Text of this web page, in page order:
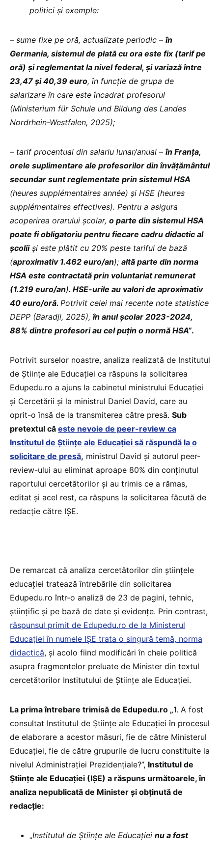
politici și exemple:
– sume fixe pe oră, actualizate periodic – în
Germania, sistemul de plată cu ora este fix (tarif pe
oră) și reglementat la nivel federal, și variază între
23,47 și 40,39 euro, în funcție de grupa de
salarizare în care este încadrat profesorul
(Ministerium für Schule und Bildung des Landes
Nordrhein-Westfalen, 2025);
– tarif procentual din salariu lunar/anual – în Franța,
orele suplimentare ale profesorilor din învățământul
secundar sunt reglementate prin sistemul HSA
(heures supplémentaires année) și HSE (heures
supplémentaires effectives). Pentru a asigura
acoperirea orarului școlar, o parte din sistemul HSA
poate fi obligatoriu pentru fiecare cadru didactic al
școliiși este plătit cu 20% peste tariful de bază
(aproximativ 1.462 euro/an); altă parte din norma
HSA este contractată prin voluntariat remunerat
(1.219 euro/an). HSE-urile au valori de aproximativ
40 euro/oră. Potrivit celei mai recente note statistice
DEPP (Baradji, 2025), în anul școlar 2023-2024,
88% dintre profesori au cel puțin o normă HSA”.
Potrivit surselor noastre, analiza realizată de Institutul
de Științe ale Educației ca răspuns la solicitarea
Edupedu.ro a ajuns la cabinetul ministrului Educației
și Cercetării și la ministrul Daniel David, care au
oprit-o însă de la transmiterea către presă. Sub
pretextul că este nevoie de peer-review ca
Institutul de Științe ale Educației să răspundă la o
solicitare de presă, ministrul David și autorul peer-
review-ului au eliminat aproape 80% din conținutul
raportului cercetătorilor și au trimis ce a rămas,
editat și acel rest, ca răspuns la solicitarea făcută de
redacție către IȘE.
De remarcat că analiza cercetătorilor din științele
educației tratează întrebările din solicitarea
Edupedu.ro într-o analiză de 23 de pagini, tehnic,
științific și pe bază de date și evidențe. Prin contrast,
răspunsul primit de Edupedu.ro de la Ministerul
Educației în numele IȘE trata o singură temă, norma
didactică, și acolo fiind modificări în cheie politică
asupra fragmentelor preluate de Minister din textul
cercetătorilor Institutului de Științe ale Educației.
La prima întrebare trimisă de Edupedu.ro „1. A fost
consultat Institutul de Științe ale Educației în procesul
de elaborare a acestor măsuri, fie de către Ministerul
Educației, fie de către grupurile de lucru constituite la
nivelul Administrației Prezidențiale?”, Institutul de
Științe ale Educației (IȘE) a răspuns următoarele, în
analiza nepublicată de Minister și obținută de
redacție:
„Institutul de Științe ale Educației nu a fost